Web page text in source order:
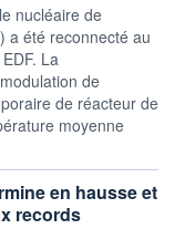
nucléaire de
a été reconnecté au
La
de
de réacteur de
moyenne
en hausse et
records